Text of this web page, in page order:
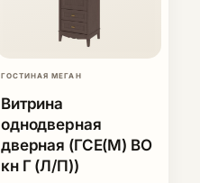
ГОСТИНАЯ МЕГАН
Витрина
однодверная
дверная (ГСЕ(М) ВО
кн Г (Л/П))